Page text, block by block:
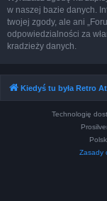
w naszej bazie danych.
twojej zgody, ale ani
odpowiedzialności za
kradzieży danych.
Kiedyś tu była Retro
Technologię
Zasady